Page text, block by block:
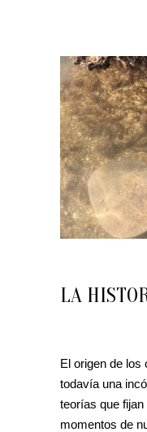
LA
El origen de
todavía una
teorías que
momentos de